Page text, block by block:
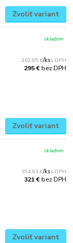
Zvoliť variant
362,85 €/ks
295 €bez DPH
skladom
Zvoliť variant
394,83 €/ks
321 €bez DPH
skladom
Zvoliť variant